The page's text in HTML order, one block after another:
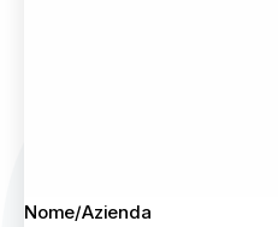
Nome/Azienda